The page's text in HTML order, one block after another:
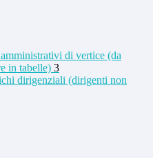
di vertice (da
in tabelle) 3
dirigenziali (dirigenti non